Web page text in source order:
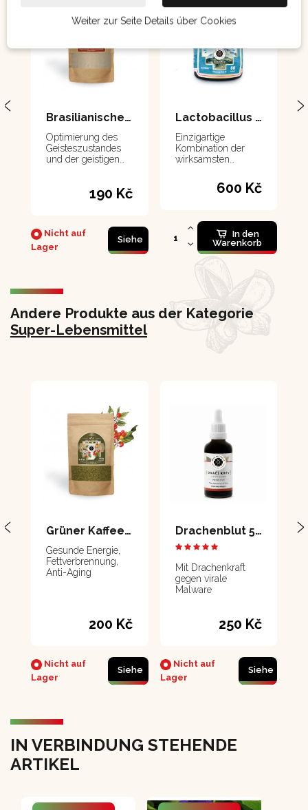
Brasilianischer Ginseng - suma 100 g
Optimierung des
Geisteszustandes
und der geistigen
in Zeiten von Stress,
verbessert das
190 Kč
Nicht auf
Lager
Siehe
Lactobacillus bulgaricus mit Lukuma 60 Kapseln
Einzigartige
Kombination der
wirksamsten
amazonischen600 Kč
In den
Warenkorb
Andere Produkte aus der Kategorie
Super-Lebensmittel
Grüner Kaffee 150 g
Gesunde Energie,
Fettverbrennung,
Anti-Aging
200 Kč
Nicht auf
Lager
Siehe
Drachenblut 50 ml
Mit Drachenkraft
gegen virale
Malware
250 Kč
Nicht auf
Lager
Siehe
IN VERBINDUNG STEHENDE
ARTIKEL
Weiter zur Seite Details über Cookies